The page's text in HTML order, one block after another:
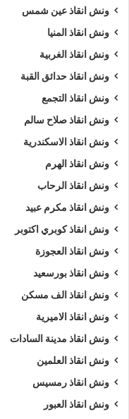
ونش انقاذ عين شمس
ونش انقاذ المنيا
ونش انقاذ الغربية
ونش انقاذ حدائق القبة
ونش انقاذ التجمع
ونش انقاذ صلاح سالم
ونش انقاذ الاسكندرية
ونش انقاذ الهرم
ونش انقاذ الرحاب
ونش انقاذ مكرم عبيد
ونش انقاذ كوبري اكتوبر
ونش انقاذ العجوزة
ونش انقاذ بورسعيد
ونش انقاذ الف مسكن
ونش انقاذ الاميرية
ونش انقاذ مدينة السادات
ونش انقاذ العلمين
ونش انقاذ رمسيس
ونش انقاذ العبور